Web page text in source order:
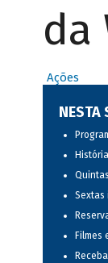
da
Ações
NESTA
História
Sextas
Filmes